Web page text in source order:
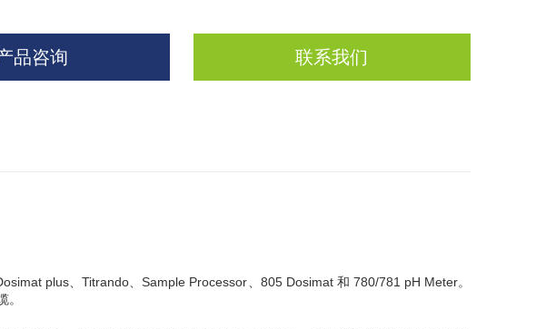
品咨询 联系我们
plus、Titrando、Sample Processor、805 Dosimat 和 780/781 pH Meter。